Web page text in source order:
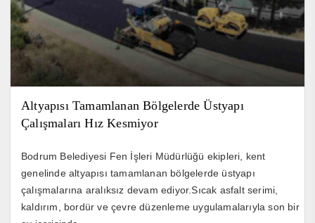
Altyapısı Tamamlanan Bölgelerde Üstyapı
Çalışmaları Hız Kesmiyor
Bodrum Belediyesi Fen İşleri Müdürlüğü ekipleri, kent
genelinde altyapısı tamamlanan bölgelerde üstyapı
çalışmalarına aralıksız devam ediyor.Sıcak asfalt serimi,
kaldırım, bordür ve çevre düzenleme uygulamalarıyla son bir